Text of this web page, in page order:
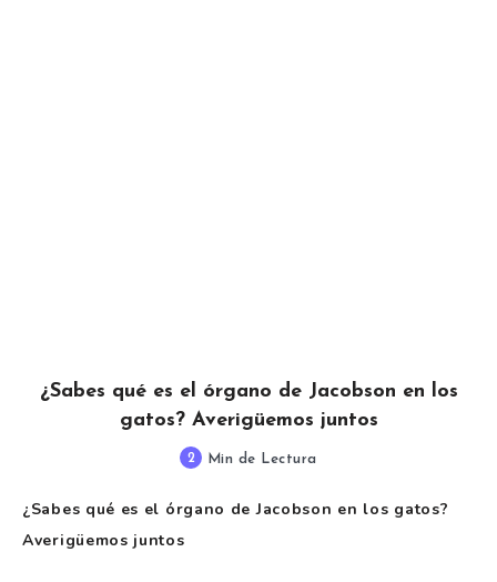
¿Sabes qué es el órgano de Jacobson en los
gatos? Averigüemos juntos
2 Min de Lectura
¿Sabes qué es el órgano de Jacobson en los gatos?
Averigüemos juntos